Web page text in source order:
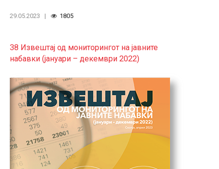
задоцнување, и тоа од 1 до 8 месеци.
29.05.2023 1805
38 Извештај од мониторингот на јавните
набавки (јануари – декември 2022)